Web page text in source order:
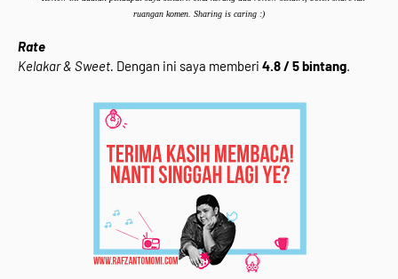
ruangan komen. Sharing is caring :)
Rate
Kelakar & Sweet. Dengan ini saya memberi 4.8 / 5 bintang.